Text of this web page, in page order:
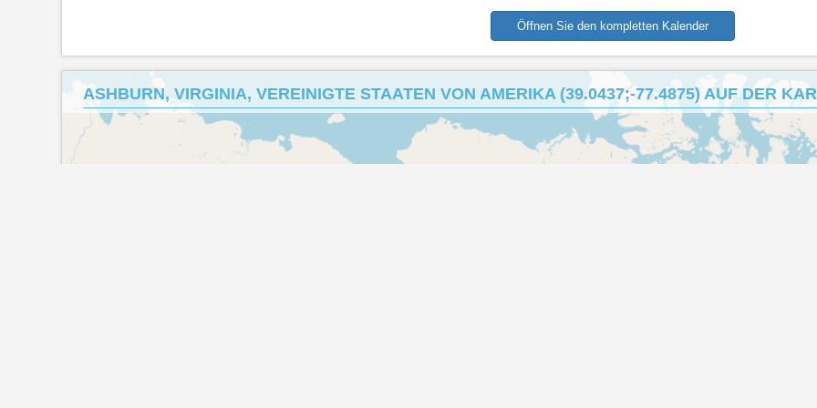
Öffnen Sie den kompletten Kalender
ASHBURN, VIRGINIA, VEREINIGTE STAATEN VON AMERIKA (39.0437;-77.4875) AUF DER